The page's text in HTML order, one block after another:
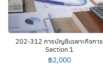
202-312 การบัญชีเฉพาะกิจการ
Section 1
฿2,000